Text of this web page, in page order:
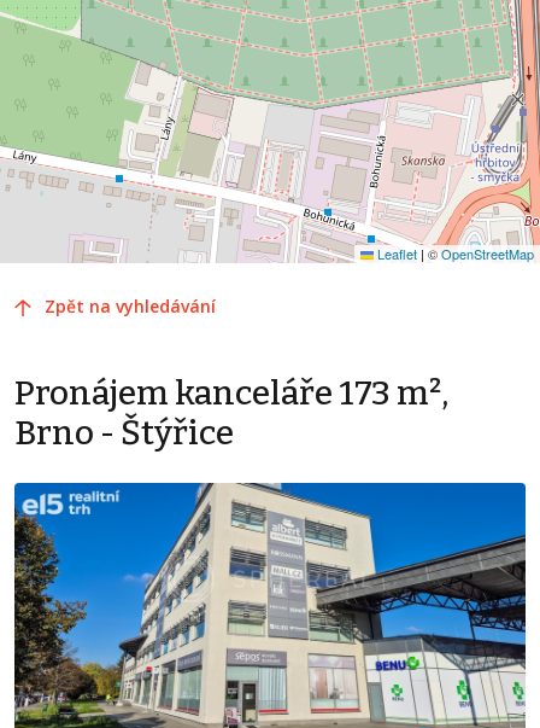
Leaflet | ©OpenStreetMap
Zpět na vyhledávání
Pronájem kanceláře 173 m²,
Brno - Štýřice